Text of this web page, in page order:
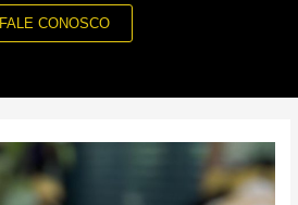
FALE CONOSCO